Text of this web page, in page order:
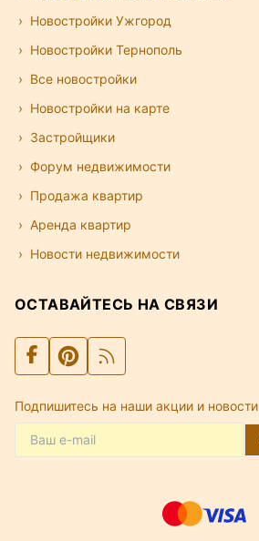
Новостройки Ужгород
Новостройки Тернополь
Все новостройки
Новостройки на карте
Застройщики
Форум недвижимости
Продажа квартир
Аренда квартир
Новости недвижимости
ОСТАВАЙТЕСЬ НА СВЯЗИ
Подпишитесь на наши акции и новости